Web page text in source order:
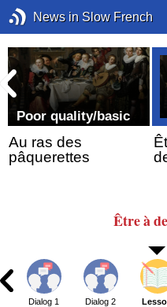
News in Slow French
Poor quality/basic
Au ras des
pâquerettes
Êtreà
Dialog 1 Dialog 2